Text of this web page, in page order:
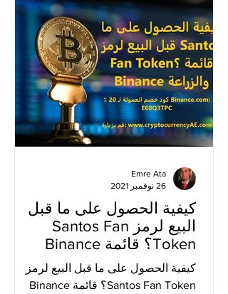
كيفية الحصول على ما قبل
البيع لرمز Santos Fan
Token؟ قائمة Binance
والزراعة
كيفية الحصول على ما قبل البيع لرمز
Santos Fan Token؟ قائمة Binance
Emre Ata
26 نوفمبر 2021